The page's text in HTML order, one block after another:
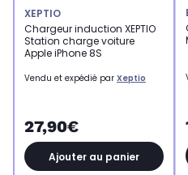
XEPTIO
Chargeur induction XEPTIO
Station charge voiture
Apple iPhone 8S
Vendu et expédié par Xeptio
27,90€
Ajouter au panier